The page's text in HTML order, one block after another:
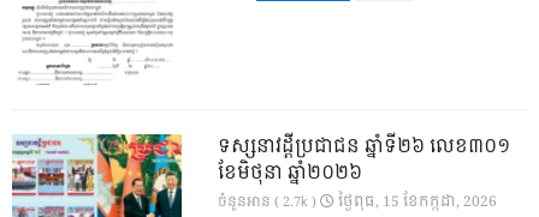
ទស្សនាវដ្ដីប្រជាជន ឆ្នាំទី២៦ លេខ៣០១
ខែមិថុនា ឆ្នាំ២០២៦
ចំនួនអាន ( 2.7k ) ថ្ងៃ​ពុធ, 15 ខែ​កក្កដា, 2026